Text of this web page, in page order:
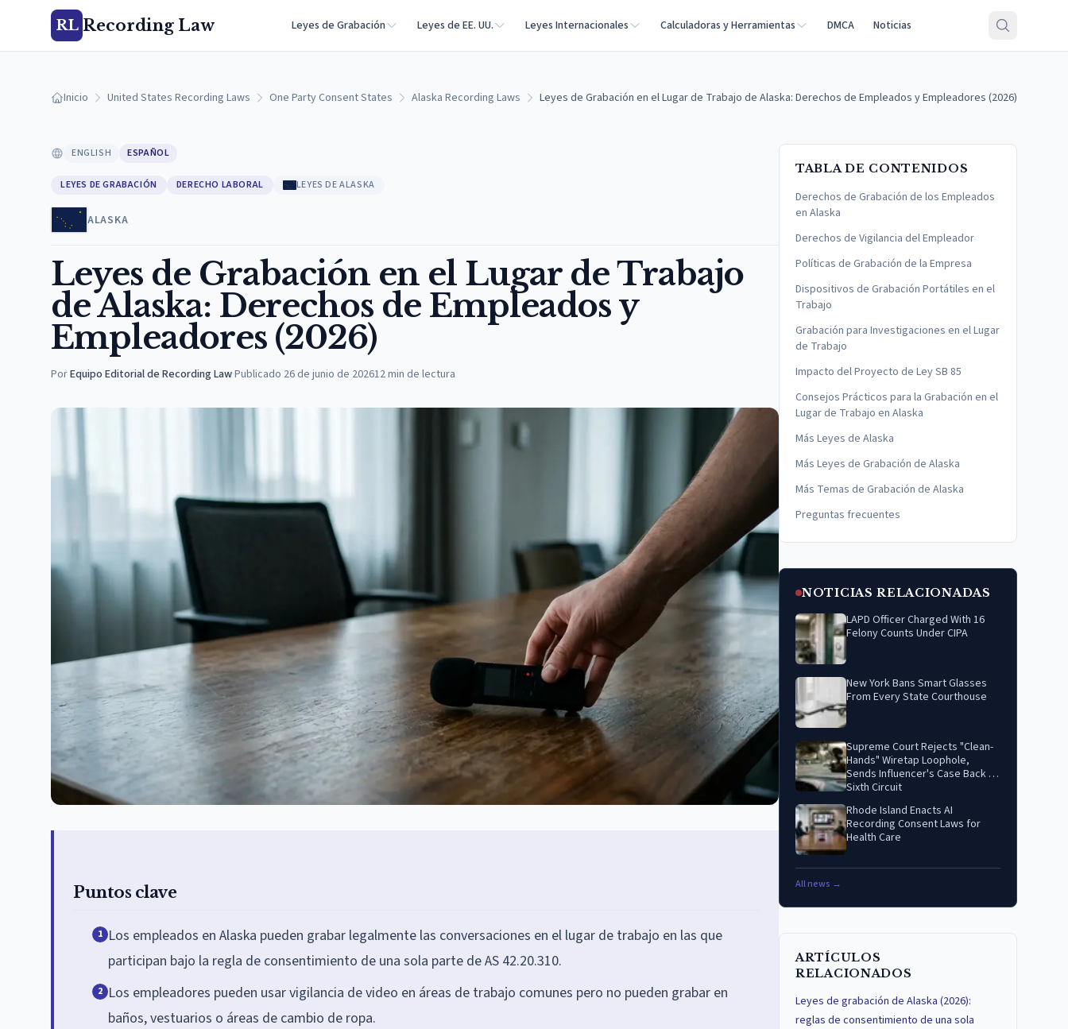
RL Recording Law Leyes de Grabación Leyes de EE. UU. Leyes Internacionales Calculadoras y Herramientas DMCA Noticias
Inicio United States Recording Laws One Party Consent States Alaska Recording Laws Leyes de Grabación en el Lugar de Trabajo de Alaska: Derechos de Empleados y Empleadores (2026)
ENGLISH ESPAÑOL
LEYES DE GRABACIÓN DERECHO LABORAL LEYES DE ALASKA
ALASKA
Leyes de Grabación en el Lugar de Trabajo
de Alaska: Derechos de Empleados y
Empleadores (2026)
PorEquipo Editorial de Recording Law·Publicado 26 de junio de 202612min de lectura
Puntos clave
1 Los empleados en Alaska pueden grabar legalmente las conversaciones en el lugar de trabajo en las que
participan bajo la regla de consentimiento de una sola parte de AS 42.20.310.
2 Los empleadores pueden usar vigilancia de video en áreas de trabajo comunes pero no pueden grabar en
baños, vestuarios o áreas de cambio de ropa.
TABLA DE CONTENIDOS
Derechos de Grabación de los Empleados
en Alaska
Derechos de Vigilancia del Empleador
Políticas de Grabación de la Empresa
Dispositivos de Grabación Portátiles en el
Trabajo
Grabación para Investigaciones en el Lugar
de Trabajo
Impacto del Proyecto de Ley SB 85
Consejos Prácticos para la Grabación en el
Lugar de Trabajo en Alaska
Más Leyes de Alaska
Más Leyes de Grabación de Alaska
Más Temas de Grabación de Alaska
Preguntas frecuentes
NOTICIAS RELACIONADAS
LAPD Officer Charged With 16
Felony Counts Under CIPA
New York Bans Smart Glasses
From Every State Courthouse
Supreme Court Rejects "Clean-
Hands" Wiretap Loophole,
Sends Influencer's Case Back to
Sixth Circuit
Rhode Island Enacts AI
Recording Consent Laws for
Health Care
All news →
ARTÍCULOS
RELACIONADOS
Leyes de grabación de Alaska (2026):
reglas de consentimiento de una sola